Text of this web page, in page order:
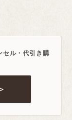
セル・代引き購